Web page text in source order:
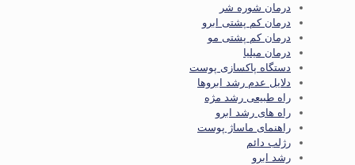
درمان شوره شر
درمان کم پشتی ابرو
درمان کم پشتی مو
درمان میلیا
دستگاه پاکسازی پوست
دلایل عدم رشد ابروها
راه طبیعی رشد مژه
راه های رشد ابرو
راهنمای ماساژ پوست
رژلب دائم
رشد ابرو